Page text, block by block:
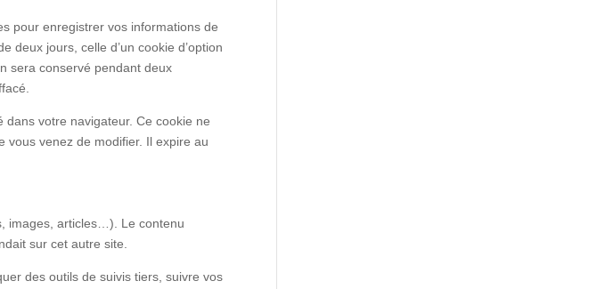
pour enregistrer vos informations de
deux jours, celle d’un cookie d’option
sera conservé pendant deux
votre navigateur. Ce cookie ne
vous venez de modifier. Il expire au
images, articles…). Le contenu
sur cet autre site.
des outils de suivis tiers, suivre vos